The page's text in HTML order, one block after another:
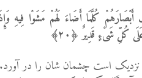
کُلَّمَا أَضَاءَ لَهُمْ مَشَوْا فِیهِ
کُلِّ شَیْءٍ قَدِیرٌ ﴿٢٠﴾
نزدیک است چشمان شان را در